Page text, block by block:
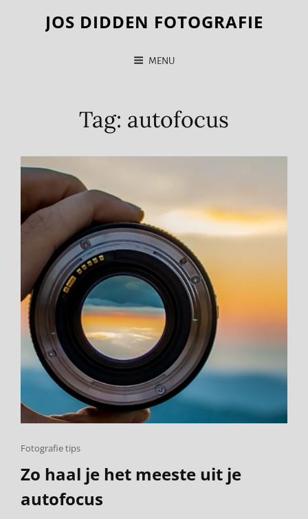
JOS DIDDEN FOTOGRAFIE
MENU
Tag: autofocus
Cat
Fotografie tips
Zo haal je het meeste uit je
autofocus